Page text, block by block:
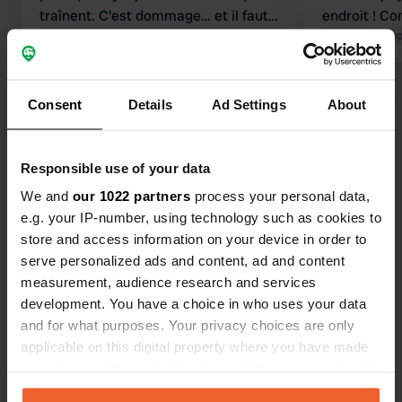
Consent Details Ad Settings About
Responsible use of your data
We and our 1022 partners process your personal data,
e.g. your IP-number, using technology such as cookies to
store and access information on your device in order to
serve personalized ads and content, ad and content
measurement, audience research and services
development. You have a choice in who uses your data
and for what purposes. Your privacy choices are only
applicable on this digital property where you have made
any time from the Cookie Declaration or by clicking on
traînent. C'est dommage… et il faut
endroit !
pas à
magnifique
permettre
Traduit par
Voir tous les 45 avis
Contact
Emplacement
Wasemweg 8
Copie